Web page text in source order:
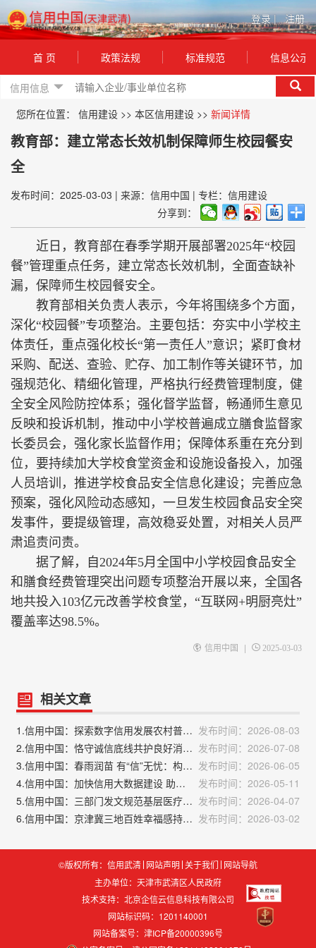
登录| 注册
首 页 政策法规 标准规范 信息公示
信用信息
您所在位置： 信用建设 >> 本区信用建设 >> 新闻详情
教育部：建立常态长效机制保障师生校园餐安
全
发布时间：2025-03-03 | 来源：信用中国 | 专栏：信用建设
分享到：
近日，教育部在春季学期开展部署2025年“校园
餐”管理重点任务，建立常态长效机制，全面查缺补
漏，保障师生校园餐安全。
教育部相关负责人表示，今年将围绕多个方面，
深化“校园餐”专项整治。主要包括：夯实中小学校主
体责任，重点强化校长“第一责任人”意识；紧盯食材
采购、配送、查验、贮存、加工制作等关键环节，加
强规范化、精细化管理，严格执行经费管理制度，健
全安全风险防控体系；强化督学监督，畅通师生意见
反映和投诉机制，推动中小学校普遍成立膳食监督家
长委员会，强化家长监督作用；保障体系重在充分到
位，要持续加大学校食堂资金和设施设备投入，加强
人员培训，推进学校食品安全信息化建设；完善应急
预案，强化风险动态感知，一旦发生校园食品安全突
发事件，要提级管理，高效稳妥处置，对相关人员严
肃追责问责。
据了解，自2024年5月全国中小学校园食品安全
和膳食经费管理突出问题专项整治开展以来，全国各
地共投入103亿元改善学校食堂，“互联网+明厨亮灶”
覆盖率达98.5%。
信用中国 | 2025-03-03
相关文章
1.信用中国：探索数字信用发展农村普惠金融 发布时间：2026-08-03
2.信用中国：恪守诚信底线共护良好消费环境 发布时间：2026-07-08
3.信用中国：春雨润苗 有“信”无忧：构建民营经济高质量发展新生态 发布时间：2026-06-05
4.信用中国：加快信用大数据建设 助推民营经济发展
发布时间：2026-05-11
5.信用中国：三部门发文规范基层医疗卫生机构中医药服务管理 发布时间：2026-04-07
6.信用中国：京津冀三地百姓幸福感持续提升 发布时间：2026-03-02
©版权所有：信用武清 网站声明 关于我们 网站导航
主办单位：天津市武清区人民政府
技术支持： 北京企信云信息科技有限公司
网站标识码：1201140001
网站备案号：津ICP备20000396号